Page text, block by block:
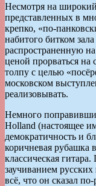
Несмотря на
представленных в
крепко, «по-
набитого битком
распространенную
ценой прорваться на
толпу с целью
московском
реализовывать.
Немного
Holland (настоящее
демократичность и
коричневая рубашка
классическая
заучиванием
всё, что он сказал